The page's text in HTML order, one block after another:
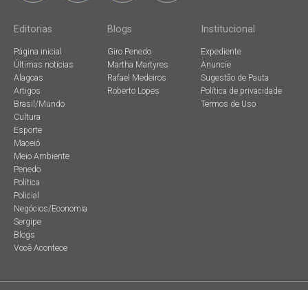
Editorias
Página inicial
Últimas notícias
Alagoas
Artigos
Brasil/Mundo
Cultura
Esporte
Maceió
Meio Ambiente
Penedo
Política
Policial
Negócios/Economia
Sergipe
Blogs
Você Acontece
Blogs
Giro Penedo
Martha Martyres
Rafael Medeiros
Roberto Lopes
Institucional
Expediente
Anuncie
Sugestão de Pauta
Política de privacidade
Termos de Uso